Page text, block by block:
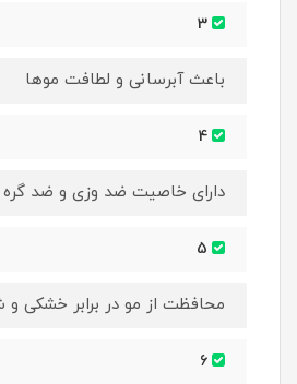
باعث آبرسانی و لطافت موها
دارای خاصیت ضد وزی و ضد گره
محافظت از مو در برابر خشکی و